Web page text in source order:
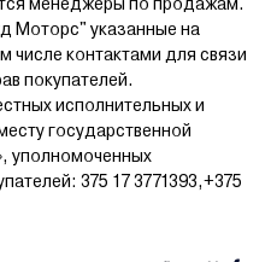
Моторс" указанные на
числе контактами для связи
покупателей.
исполнительных и
государственной
уполномоченных
375 17 3771393,+375